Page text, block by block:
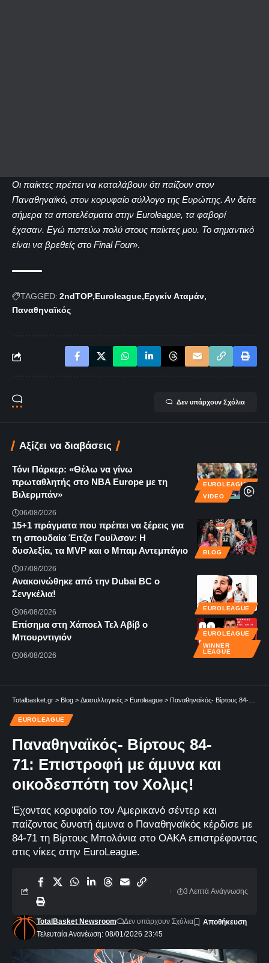
Οι παίκτες πρέπει να καταλάβουν ότι παίζουν στον
Παναθηναϊκό, στον κορυφαίο σύλλογο της Ευρώπης. Αν δείτε
σήμερα τα αποτελέσματα στην Euroleague, τα φαβορί
έχασαν. Εγώ πιστεύω πολύ στους παίκτες μου. Το σημαντικό
είναι να βρεθείς στο Final Four».
TAGGED: 2ndTOP Euroleague Εργκίν Αταμάν
Παναθηναϊκός
Δεν υπάρχουν Σχόλια
Αξίζει να διαβάσεις
EUROLEAGUE
VIDEO
Τόνι Πάρκερ: «Θέλω να γίνω
πρωταθλητής στο NBA Europe με τη
Βιλερμπάν»
06/08/2026
BLOG
15+1 πράγματα που πρέπει να ξέρεις για
τη σπουδαία Έιτζα Γουίλσον: Η
δυσλεξία, τα MVP και ο Μπαμ Αντεμπάγιο
07/08/2026
EUROLEAGUE
Ανακοινώθηκε από την Dubai BC ο
Σενγκέλια!
06/08/2026
EUROLEAGUE
WINNER
LEAGUE
Επίσημα στη Χάποελ Τελ Αβίβ ο
Μπουρντιγιόν
06/08/2026
Totalbasket.gr > Blog > Διασυλλογικές > Euroleague > Παναθηναϊκός- Βίρτους 84-71: Επιστροφή με άμυνα και οικοδεσπότη τον Χολμς!
EUROLEAGUE
Παναθηναϊκός- Βίρτους 84-
71: Επιστροφή με άμυνα και
οικοδεσπότη τον Χολμς!
Έχοντας κορυφαίο τον Αμερικανό σέντερ και
παίζοντας δυνατή άμυνα ο Παναθηναϊκός κέρδισε με
84-71 τη Βίρτους Μπολόνια στο ΟΑΚΑ επιστρέφοντας
στις νίκες στην EuroLeague.
Τελευταία Ανανέωση: 08/01/2026 23:45
TotalBasket Newsroom Δεν υπάρχουν Σχόλια
3 Λεπτά Aνάγνωσης